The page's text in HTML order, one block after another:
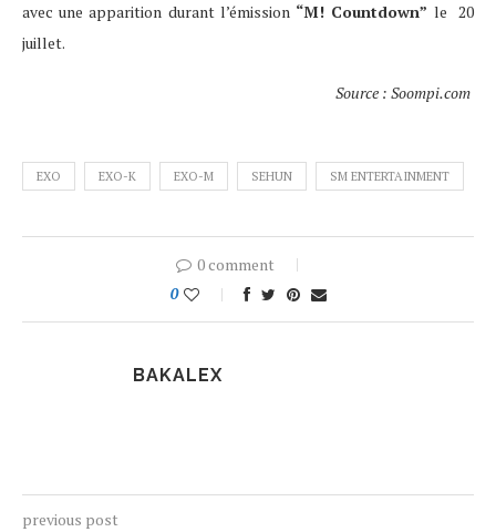
avec une apparition durant l’émission “M! Countdown” le 20
juillet.
Source : Soompi.com
EXO EXO-K EXO-M SEHUN SM ENTERTAINMENT
0 comment
0
BAKALEX
previous post